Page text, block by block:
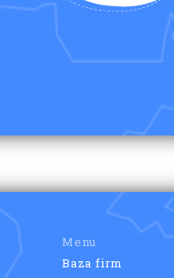
Menu
Baza firm